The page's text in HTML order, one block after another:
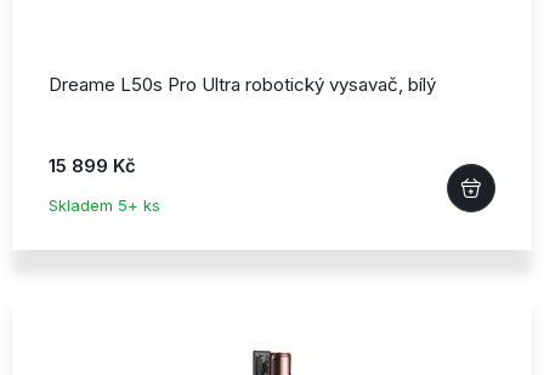
Dreame L50s Pro Ultra robotický vysavač, bílý
15 899 Kč
Skladem 5+ ks